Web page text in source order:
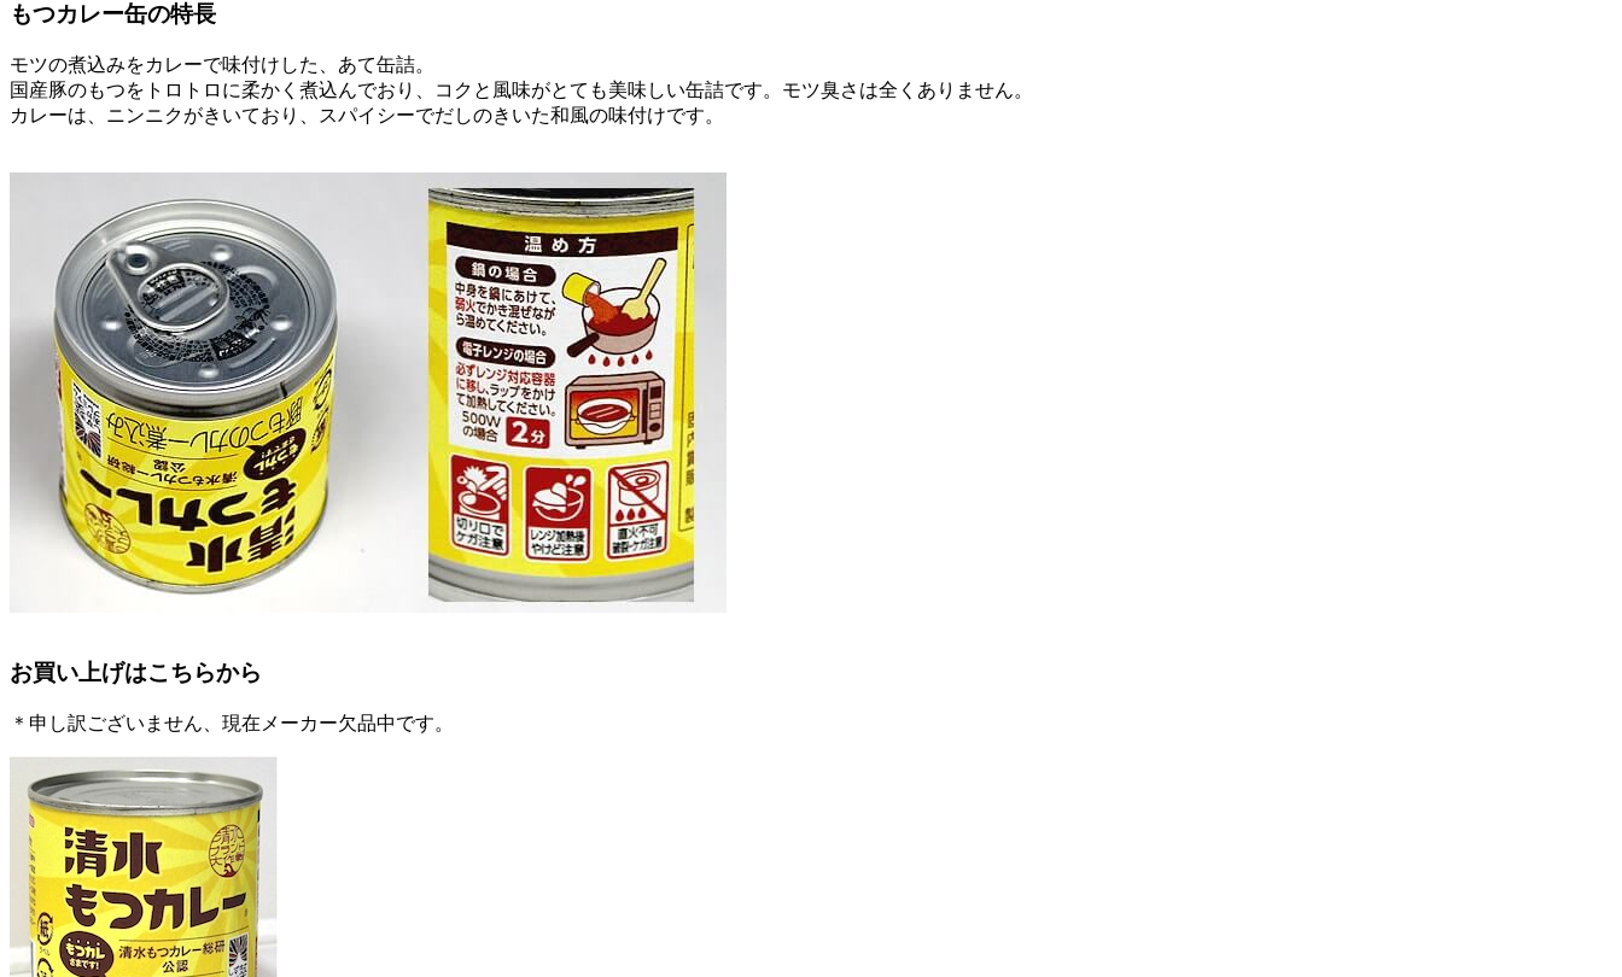
もつカレー缶の特長
モツの煮込みをカレーで味付けした、あて缶詰。
国産豚のもつをトロトロに柔かく煮込んでおり、コクと風味がとても美味しい缶詰です。モツ臭さは全くありません。
カレーは、ニンニクがきいており、スパイシーでだしのきいた和風の味付けです。
お買い上げはこちらから
＊申し訳ございません、現在メーカー欠品中です。